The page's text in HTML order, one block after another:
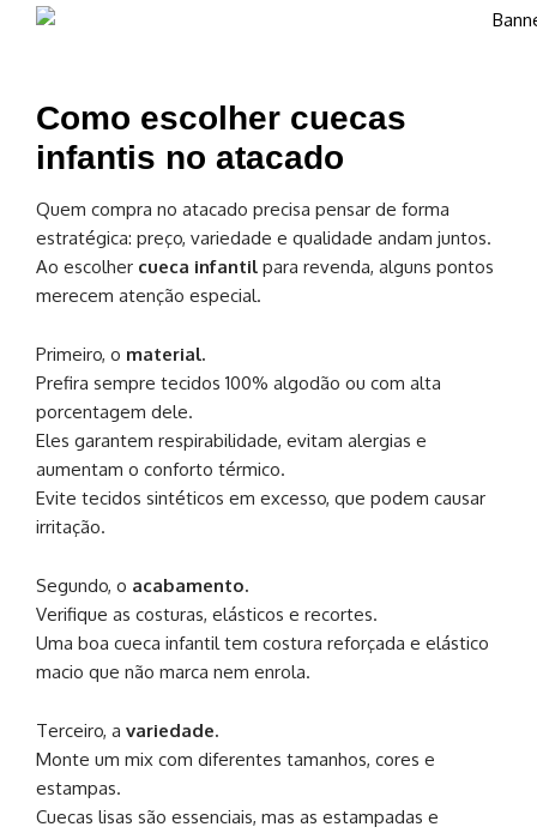
Como escolher cuecas
infantis no atacado
Quem compra no atacado precisa pensar de forma
estratégica: preço, variedade e qualidade andam juntos.
Ao escolher cueca infantil para revenda, alguns pontos
merecem atenção especial.
Primeiro, o material.
Prefira sempre tecidos 100% algodão ou com alta
porcentagem dele.
Eles garantem respirabilidade, evitam alergias e
aumentam o conforto térmico.
Evite tecidos sintéticos em excesso, que podem causar
irritação.
Segundo, o acabamento.
Verifique as costuras, elásticos e recortes.
Uma boa cueca infantil tem costura reforçada e elástico
macio que não marca nem enrola.
Terceiro, a variedade.
Monte um mix com diferentes tamanhos, cores e
estampas.
Cuecas lisas são essenciais, mas as estampadas e